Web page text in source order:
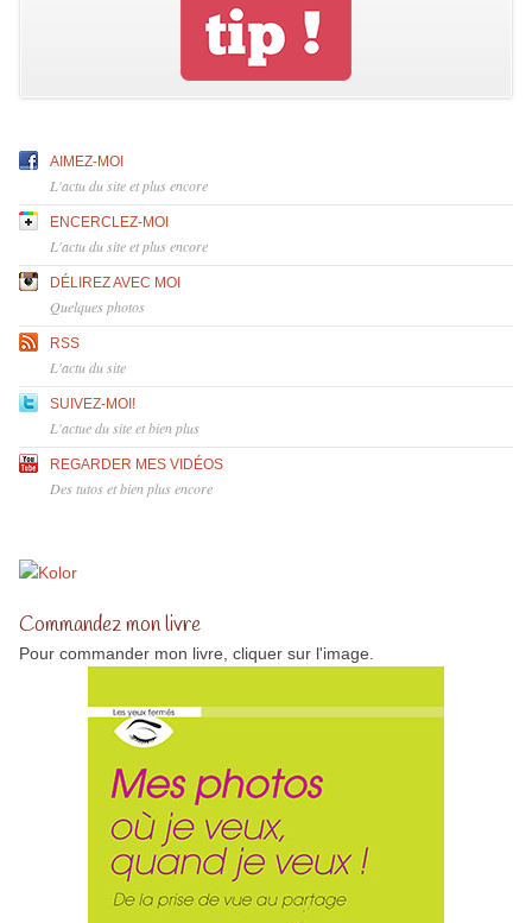
AIMEZ-MOI
L'actu du site et plus encore
ENCERCLEZ-MOI
L'actu du site et plus encore
DÉLIREZ AVEC MOI
Quelques photos
RSS
L'actu du site
SUIVEZ-MOI!
L'actue du site et bien plus
REGARDER MES VIDÉOS
Des tutos et bien plus encore
Commandez mon livre
Pour commander mon livre, cliquer sur l'image.